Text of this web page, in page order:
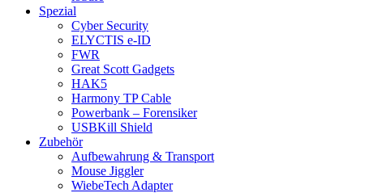
Spezial
Cyber Security
ELYCTIS e-ID
FWR
Great Scott Gadgets
HAK5
Harmony TP Cable
Powerbank – Forensiker
USBKill Shield
Zubehör
Aufbewahrung & Transport
Mouse Jiggler
WiebeTech Adapter